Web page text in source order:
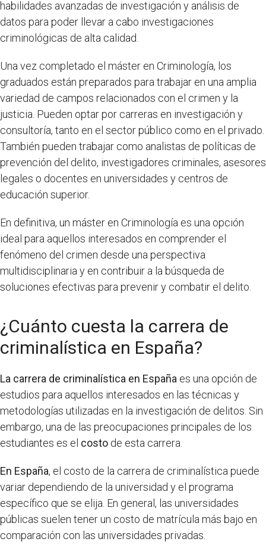
habilidades avanzadas de investigación y análisis de
datos para poder llevar a cabo investigaciones
criminológicas de alta calidad.
Una vez completado el máster en Criminología, los
graduados están preparados para trabajar en una amplia
variedad de campos relacionados con el crimen y la
justicia. Pueden optar por carreras en investigación y
consultoría, tanto en el sector público como en el privado.
También pueden trabajar como analistas de políticas de
prevención del delito, investigadores criminales, asesores
legales o docentes en universidades y centros de
educación superior.
En definitiva, un máster en Criminología es una opción
ideal para aquellos interesados en comprender el
fenómeno del crimen desde una perspectiva
multidisciplinaria y en contribuir a la búsqueda de
soluciones efectivas para prevenir y combatir el delito.
¿Cuánto cuesta la carrera de
criminalística en España?
La carrera de criminalística en España es una opción de
estudios para aquellos interesados en las técnicas y
metodologías utilizadas en la investigación de delitos. Sin
embargo, una de las preocupaciones principales de los
estudiantes es el costo de esta carrera.
En España, el costo de la carrera de criminalística puede
variar dependiendo de la universidad y el programa
específico que se elija. En general, las universidades
públicas suelen tener un costo de matrícula más bajo en
comparación con las universidades privadas.